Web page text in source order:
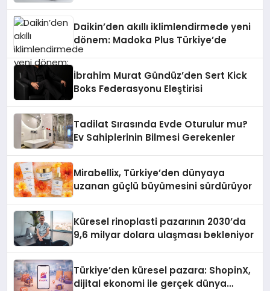
Daikin’den akıllı iklimlendirmede yeni
dönem: Madoka Plus Türkiye’de
İbrahim Murat Gündüz’den Sert Kick
Boks Federasyonu Eleştirisi
Tadilat Sırasında Evde Oturulur mu?
Ev Sahiplerinin Bilmesi Gerekenler
Mirabellix, Türkiye’den dünyaya
uzanan güçlü büyümesini sürdürüyor
Küresel rinoplasti pazarının 2030’da
9,6 milyar dolara ulaşması bekleniyor
Türkiye’den küresel pazara: ShopinX,
dijital ekonomi ile gerçek dünya